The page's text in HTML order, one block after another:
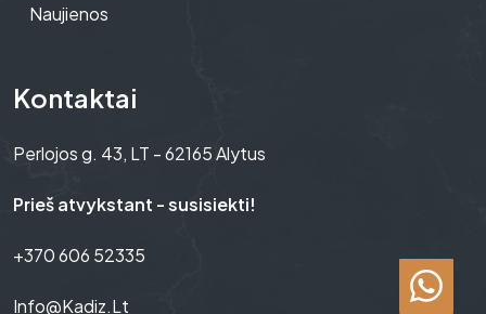
Naujienos
Kontaktai
Perlojos g. 43, LT - 62165 Alytus
Prieš atvykstant - susisiekti!
+370 606 52335
Info@kadiz.lt